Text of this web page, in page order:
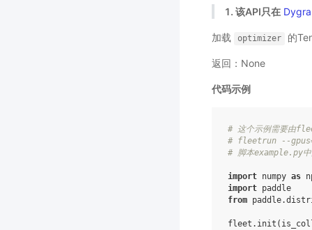
1. 该API只在
加载 optimizer 的
返回：None
代码示例
# 这个示例需要由
# fleetrun --
# 脚本example.py中
import numpy as
import paddle
from
fleet . init (